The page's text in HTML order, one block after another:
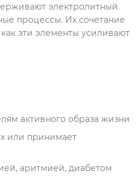
электролитный
процессы. Их сочетание
эти элементы усиливают
активного образа жизни
или принимает
аритмией, диабетом